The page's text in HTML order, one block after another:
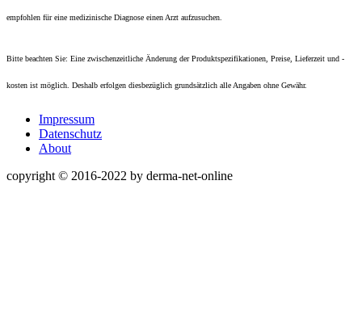
empfohlen für eine medizinische Diagnose einen Arzt aufzusuchen.
Bitte beachten Sie: Eine zwischenzeitliche Änderung der Produktspezifikationen, Preise, Lieferzeit und -
kosten ist möglich. Deshalb erfolgen diesbezüglich grundsätzlich alle Angaben ohne Gewähr.
Impressum
Datenschutz
About
copyright © 2016-2022 by derma-net-online